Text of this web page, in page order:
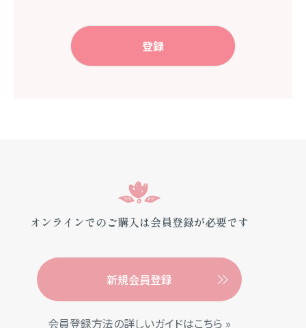
登録
オンラインでのご購入は会員登録が必要です
新規会員登録
会員登録方法の詳しいガイドはこちら »